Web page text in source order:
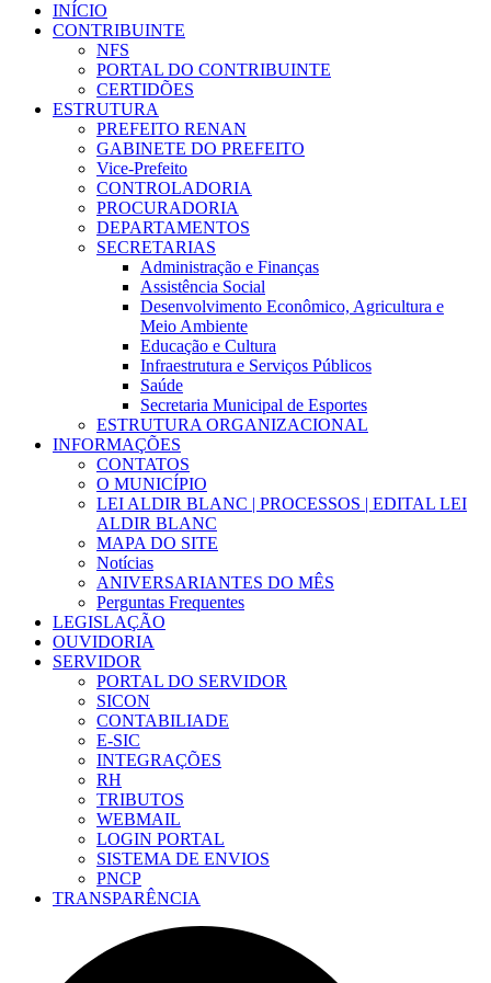
INÍCIO
CONTRIBUINTE
NFS
PORTAL DO CONTRIBUINTE
CERTIDÕES
ESTRUTURA
PREFEITO RENAN
GABINETE DO PREFEITO
Vice-Prefeito
CONTROLADORIA
PROCURADORIA
DEPARTAMENTOS
SECRETARIAS
Administração e Finanças
Assistência Social
Desenvolvimento Econômico, Agricultura e
Meio Ambiente
Educação e Cultura
Infraestrutura e Serviços Públicos
Saúde
Secretaria Municipal de Esportes
ESTRUTURA ORGANIZACIONAL
INFORMAÇÕES
CONTATOS
O MUNICÍPIO
LEI ALDIR BLANC | PROCESSOS | EDITAL LEI
ALDIR BLANC
MAPA DO SITE
Notícias
ANIVERSARIANTES DO MÊS
Perguntas Frequentes
LEGISLAÇÃO
OUVIDORIA
SERVIDOR
PORTAL DO SERVIDOR
SICON
CONTABILIADE
E-SIC
INTEGRAÇÕES
RH
TRIBUTOS
WEBMAIL
LOGIN PORTAL
SISTEMA DE ENVIOS
PNCP
TRANSPARÊNCIA